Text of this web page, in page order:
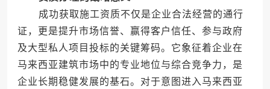
成功获取施工资质不仅是企业合法经营的通行
证，更是提升市场信誉、赢得客户信任、参与政府
及大型私人项目投标的关键筹码。它象征着企业在
马来西亚建筑市场中的专业地位与综合竞争力，是
企业长期稳健发展的基石。对于意图进入马来西亚